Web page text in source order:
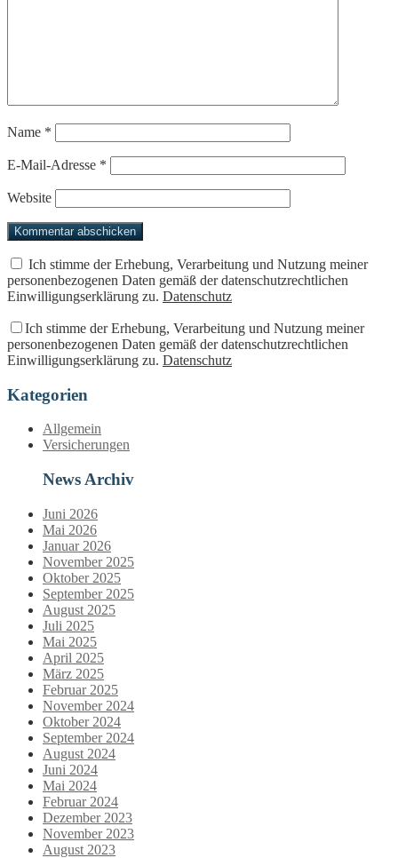
Name *
E-Mail-Adresse *
Website
Ich stimme der Erhebung, Verarbeitung und Nutzung meiner
personenbezogenen Daten gemäß der datenschutzrechtlichen
Einwilligungserklärung zu. Datenschutz
Ich stimme der Erhebung, Verarbeitung und Nutzung meiner
personenbezogenen Daten gemäß der datenschutzrechtlichen
Einwilligungserklärung zu. Datenschutz
Kategorien
Allgemein
Versicherungen
News Archiv
Juni 2026
Mai 2026
Januar 2026
November 2025
Oktober 2025
September 2025
August 2025
Juli 2025
Mai 2025
April 2025
März 2025
Februar 2025
November 2024
Oktober 2024
September 2024
August 2024
Juni 2024
Mai 2024
Februar 2024
Dezember 2023
November 2023
August 2023